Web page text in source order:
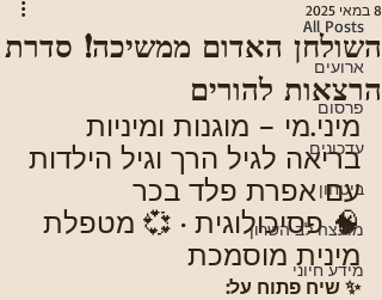
All Posts
ארועים
פרסום
עדכונים
ביטחון
מועצה לב השרון
מידע חיוני
השולחן האדום ממשיכה! סדרת
הרצאות להורים
8 במאי 2025
מיני.מי – מוגנות ומיניות
בריאה לגיל הרך וגיל הילדות
עם אפרת פלד בכר
🧠 פסיכולוגית · 💞 מטפלת
מינית מוסמכת
✨ שיח פתוח על: